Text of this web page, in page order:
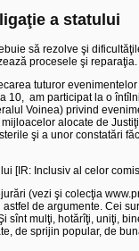
a statului
să rezolve şi
procesele şi reparaţia.
tuturor
10, am participat la o
Voinea) privind
alocate de
şi a unor constatări
[IR: Inclusiv al celor
(vezi şi colecţia
de argumente. Cei
sînt mulţi, hotărîţi, uniţi,
de sprijin popular, de